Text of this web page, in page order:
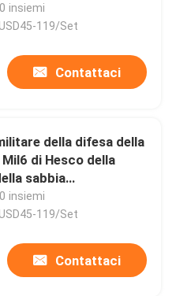
metallico
filo
insiemi
119/Set
Contattaci
della difesa della
di Hesco della
sabbia
ricuperabile
insiemi
119/Set
Contattaci